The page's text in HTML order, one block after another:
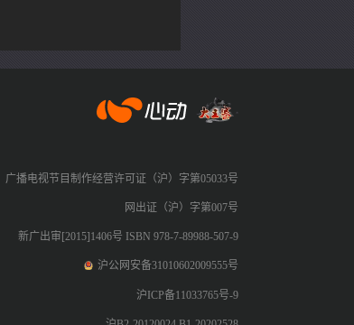
广播电视节目制作经营许可证（沪）字第05033号
网出证（沪）字第007号
新广出审[2015]1406号 ISBN 978-7-89988-507-9
沪公网安备31010602009555号
沪ICP备11033765号-9
心动网络